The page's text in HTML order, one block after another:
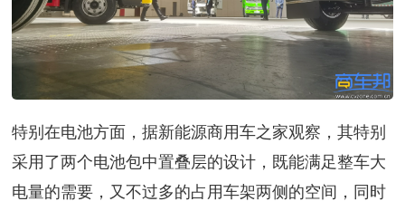
特别在电池方面，据新能源商用车之家观察，其特别
采用了两个电池包中置叠层的设计，既能满足整车大
电量的需要，又不过多的占用车架两侧的空间，同时